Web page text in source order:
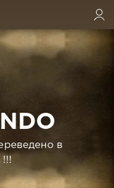
в
!!!